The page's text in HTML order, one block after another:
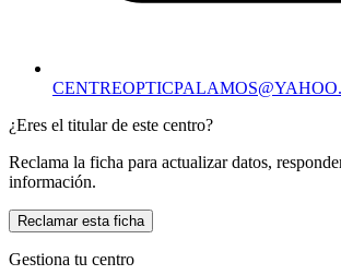
¿Eres el titular de este centro?
Reclama la ficha para actualizar datos,
información.
Reclamar esta ficha
Gestiona tu centro